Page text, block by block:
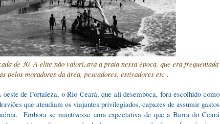
de 30. A elite não valorizava a praia nessa época, que era frequentada
pelos moradores da área, pescadores, estivadores etc .
de Fortaleza, o Rio Ceará, que ali desemboca, fora escolhido como
que atendiam os viajantes privilegiados, capazes de assumir gastos
Embora se mantivesse uma expectativa de que a Barra do Ceará